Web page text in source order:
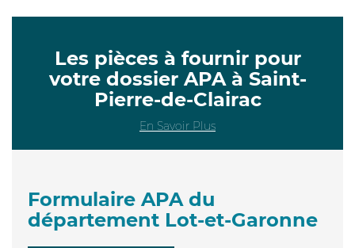
Les pièces à fournir pour
votre dossier APA à Saint-
Pierre-de-Clairac
En Savoir Plus
Formulaire APA du
département Lot-et-Garonne